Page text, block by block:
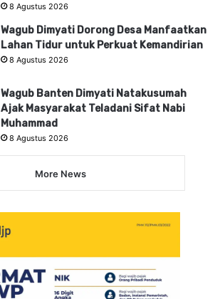
8 Agustus 2026
Wagub Dimyati Dorong Desa Manfaatkan
Lahan Tidur untuk Perkuat Kemandirian
8 Agustus 2026
Wagub Banten Dimyati Natakusumah
Ajak Masyarakat Teladani Sifat Nabi
Muhammad
8 Agustus 2026
More News